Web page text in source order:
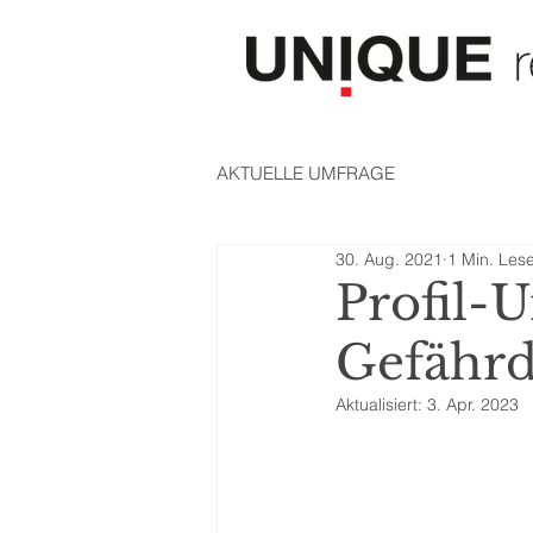
AKTUELLE UMFRAGE
Profil-
30. Aug. 2021 1 Min.
Aktualisiert: 3. Apr. 2023